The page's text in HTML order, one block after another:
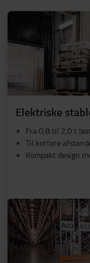
Elektriske
Fra 0,8 til 2,0 t
Til kortere
Kompakt design